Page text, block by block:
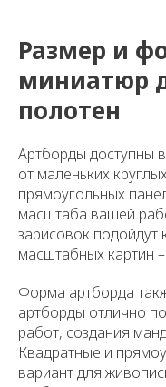
Размер и
миниатюр
полотен
Артборды доступны
от маленьких
прямоугольных
масштаба вашей
зарисовок
масштабных картин
Форма артборда
артборды отлично
работ, создания
Квадратные и
вариант для